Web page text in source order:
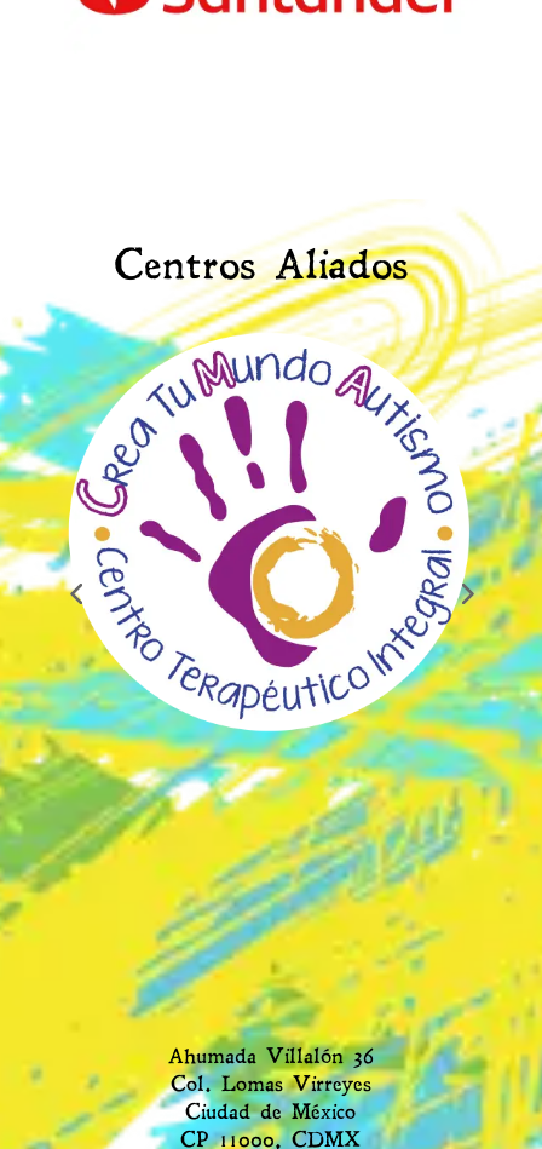
Centros Aliados
Ahumada Villalón 36
Col. Lomas Virreyes
Ciudad de México
CP 11000, CDMX